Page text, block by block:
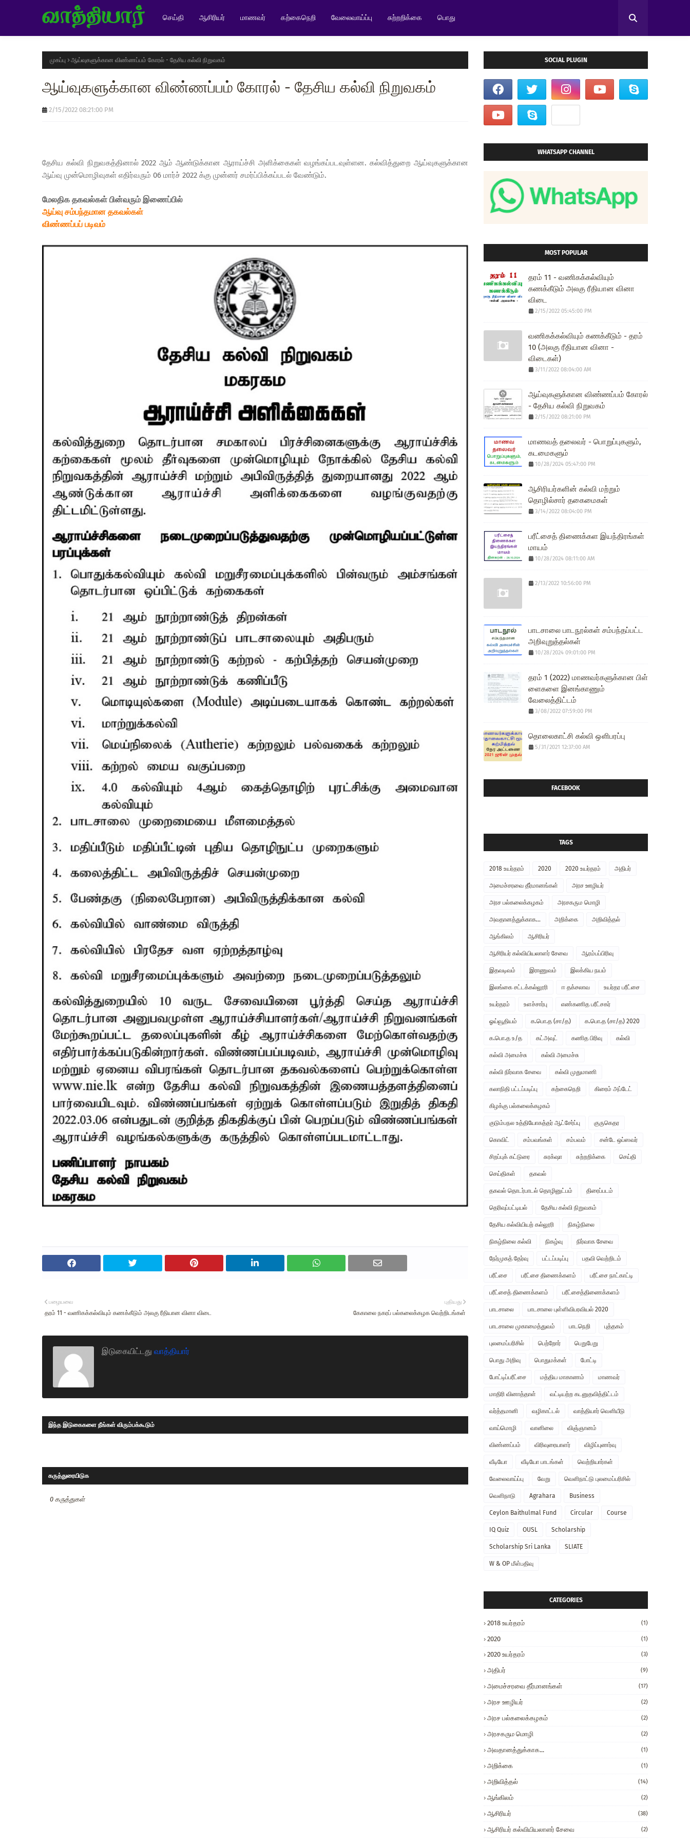
செய்தி ஆசிரியர் மாணவர் கற்கைநெறி வேலைவாய்ப்பு சுற்றறிக்கை பொது
முகப்பு ஆய்வுகளுக்கான விண்ணப்பம் கோரல் - தேசிய கல்வி நிறுவகம்
ஆய்வுகளுக்கான விண்ணப்பம் கோரல் - தேசிய கல்வி நிறுவகம்
2/15/2022 08:21:00 PM
தேசிய கல்வி நிறுவகத்தினால் 2022 ஆம் ஆண்டுக்கான ஆராய்ச்சி அளிக்கைகள் வழங்கப்படவுள்ளன. கல்வித்துறை ஆய்வுகளுக்கான
ஆய்வு முன்மொழிவுகள் எதிர்வரும் 06 மார்ச் 2022 க்கு முன்னர் சமர்ப்பிக்கப்படல் வேண்டும்.
மேலதிக தகவல்கள் பின்வரும் இணைப்பில்
ஆய்வு சம்பந்தமான தகவல்கள்
விண்ணப்பப் படிவம்
புதியது
கேகாலை நகரப் பல்கலைக்கழக வெற்றிடங்கள்
பழையவை
தரம் 11 - வணிகக்கல்வியும் கணக்கீடும் அலகு ரீதியான வினா விடை
இடுகையிட்டது வாத்தியார்
இந்த இடுகைகளை நீங்கள் விரும்பக்கூடும்
கருத்துரையிடுக
0 கருத்துகள்
SOCIAL PLUGIN
WHATSAPP CHANNEL
MOST POPULAR
தரம் 11 - வணிகக்கல்வியும்
கணக்கீடும் அலகு ரீதியான வினா
விடை
2/15/2022 05:45:00 PM
வணிகக்கல்வியும் கணக்கீடும் - தரம்
10 (அலகு ரீதியான வினா -
விடைகள்)
3/11/2022 08:04:00 AM
ஆய்வுகளுக்கான விண்ணப்பம் கோரல்
- தேசிய கல்வி நிறுவகம்
2/15/2022 08:21:00 PM
மாணவத் தலைவர் - பொறுப்புகளும்,
கடமைகளும்
10/28/2024 05:47:00 PM
ஆசிரியர்களின் கல்வி மற்றும்
தொழில்சார் தகைமைகள்
3/14/2022 08:04:00 PM
பரீட்சைத் திணைக்கள இயந்திரங்கள்
மாயம்
10/28/2024 08:11:00 AM
2/13/2022 10:56:00 PM
பாடசாலை பாடநூல்கள் சம்பந்தப்பட்ட
அறிவுறுத்தல்கள்
10/28/2024 09:01:00 PM
தரம் 1 (2022) மாணவர்களுக்கான பிள்
ளைகளை இனங்காணும்
வேலைத்திட்டம்
3/08/2022 07:59:00 PM
தொலைகாட்சி கல்வி ஔிபரப்பு
5/31/2021 12:37:00 AM
FACEBOOK
TAGS
2018 உயர்தரம் 2020 2020 உயர்தரம் அதிபர்
அமைச்சரவை தீர்மானங்கள் அரச ஊழியர்
அரச பல்கலைக்கழகம் அரசகரும மொழி
அவதானத்துக்காக... அறிக்கை அறிவித்தல்
ஆங்கிலம் ஆசிரியர்
ஆசிரியர் கல்வியியலாளர் சேவை ஆரம்பப்பிரிவு
இதவடிவம் இராணுவம் இலக்கிய நயம்
இலங்கை சட்டக்கல்லூரி ஈ தக்சலாவ உயர்தர பரீட்சை
உயர்தரம் உளச்சார்பு எண்கணித பரீட்சகர்
ஓய்வூதியம் க.பொ.த (சா/த) க.பொ.த (சா/த) 2020
க.பொ.த உ/த கட்அவுட் கணித பிரிவு கல்வி
கல்வி அமைச்சு கல்வி அமைச்சு
கல்வி நிர்வாக சேவை கல்வி முதுமாணி
கலாநிதி பட்டப்படிப்பு கற்கைநெறி கிரைம் அப்டேட்
கிழக்கு பல்கலைக்கழகம்
குடும்பநல உத்தியோகத்தர் ஆட்சேர்ப்பு குருகெதர
கொவிட் சம்பவங்கள் சம்பவம் சன்டே ஒப்ஸவர்
சிறப்புக் கட்டுரை சுரக்‌ஷா சுற்றறிக்கை செய்தி
செய்திகள் தகவல்
தகவல் தொடர்பாடல் தொழினுட்பம் திரைப்படம்
தெரிவுப்பட்டியல் தேசிய கல்வி நிறுவகம்
தேசிய கல்வியியற் கல்லூரி நிகழ்நிலை
நிகழ்நிலை கல்வி நிகழ்வு நிர்வாக சேவை
நேர்முகத் தேர்வு பட்டப்படிப்பு பதவி வெற்றிடம்
பரீட்சை பரீட்சை திணைக்களம் பரீட்சை நாட்காட்டி
பரீட்சைத் திணைக்களம் பரீட்சைத்திணைக்களம்
பாடசாலை பாடசாலை புள்ளிவிபரவியல் 2020
பாடசாலை முகாமைத்துவம் பாடநெறி புத்தகம்
புலமைப்பரிசில் பெற்றோர் பெறுபேறு
பொது அறிவு பொதுமக்கள் போட்டி
போட்டிப்பரீட்சை மத்திய மாகாணம் மாணவர்
மாதிரி வினாத்தாள் வட்டியற்ற கடனுதவித்திட்டம்
வர்த்தமானி வழிகாட்டல் வாத்தியார் வௌியீடு
வாய்மொழி வானிலை விஞ்ஞானம்
விண்ணப்பம் விரிவுரையாளர் விழிப்புணர்வு
வீடியோ வீடியோ பாடங்கள் வெற்றியார்கள்
வேலைவாய்ப்பு வேறு வௌிநாட்டு புலமைப்பரிசில்
வௌிநாடு Agrahara Business
Ceylon Baithulmal Fund Circular Course
IQ Quiz OUSL Scholarship
Scholarship Sri Lanka SLIATE
W & OP மீள்பதிவு
CATEGORIES
2018 உயர்தரம் (1)
2020 (1)
2020 உயர்தரம் (3)
அதிபர் (9)
அமைச்சரவை தீர்மானங்கள் (17)
அரச ஊழியர் (2)
அரச பல்கலைக்கழகம் (2)
அரசகரும மொழி (2)
அவதானத்துக்காக... (1)
அறிக்கை (1)
அறிவித்தல் (14)
ஆங்கிலம் (2)
ஆசிரியர் (38)
ஆசிரியர் கல்வியியலாளர் சேவை (2)